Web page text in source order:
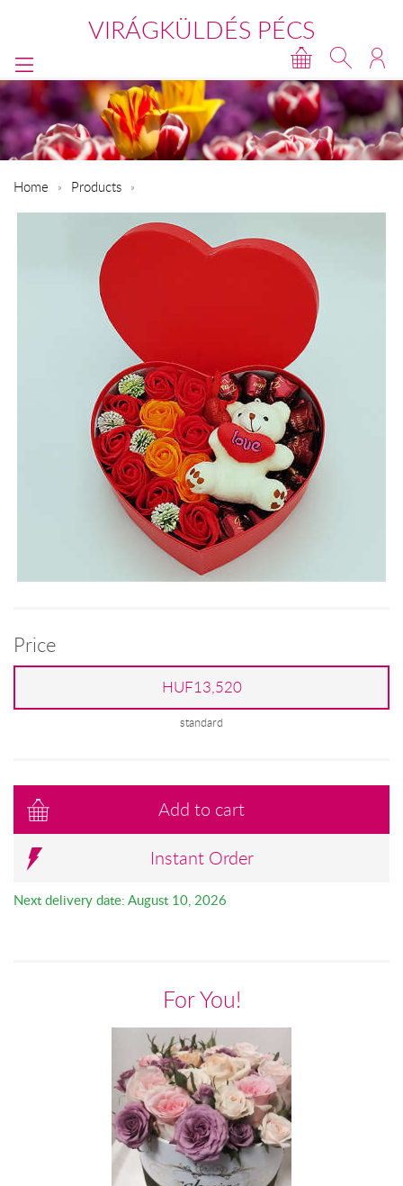
VIRÁGKÜLDÉS PÉCS
Home Products
Price
HUF13,520
standard
Add to cart
Instant Order
Next delivery date: August 10, 2026
For You!